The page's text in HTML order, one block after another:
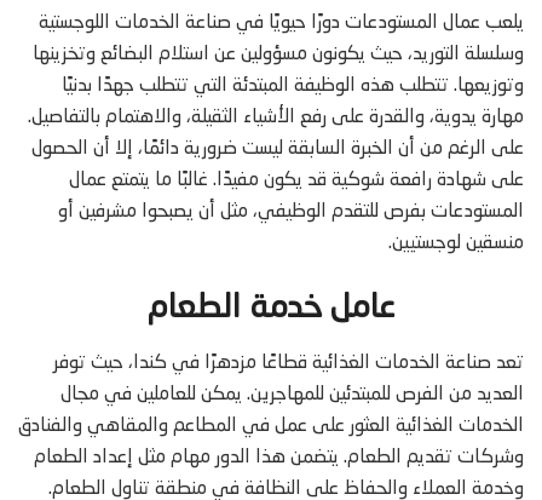
يلعب عمال المستودعات دورًا حيويًا في صناعة الخدمات اللوجستية
وسلسلة التوريد، حيث يكونون مسؤولين عن استلام البضائع وتخزينها
وتوزيعها. تتطلب هذه الوظيفة المبتدئة التي تتطلب جهدًا بدنيًا
مهارة يدوية، والقدرة على رفع الأشياء الثقيلة، والاهتمام بالتفاصيل.
على الرغم من أن الخبرة السابقة ليست ضرورية دائمًا، إلا أن الحصول
على شهادة رافعة شوكية قد يكون مفيدًا. غالبًا ما يتمتع عمال
المستودعات بفرص للتقدم الوظيفي، مثل أن يصبحوا مشرفين أو
منسقين لوجستيين.
عامل خدمة الطعام
تعد صناعة الخدمات الغذائية قطاعًا مزدهرًا في كندا، حيث توفر
العديد من الفرص للمبتدئين للمهاجرين. يمكن للعاملين في مجال
الخدمات الغذائية العثور على عمل في المطاعم والمقاهي والفنادق
وشركات تقديم الطعام. يتضمن هذا الدور مهام مثل إعداد الطعام
وخدمة العملاء والحفاظ على النظافة في منطقة تناول الطعام.